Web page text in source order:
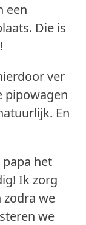
een
Die is
ver
pipowagen
En
het
Ik zorg
we
we